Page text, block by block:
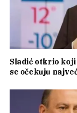
Sladić otkrio
se očekuju